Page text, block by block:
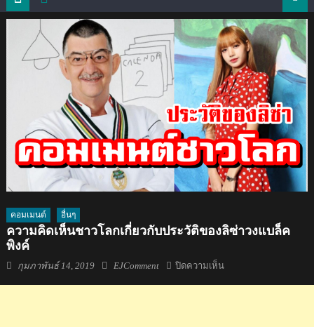
คอมเมนต์ อื่นๆ
ความคิดเห็นชาวโลกเกี่ยวกับประวัติของลิซ่าวงแบล็ค
พิงค์
Posted
กุมภาพันธ์ 14, 2019 Author
EJComment ปิดความเห็นบน